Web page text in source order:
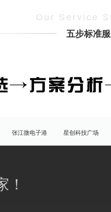
Our Service
五步标准
张江微电子港 星创科技广场
天地源创谷 豪威科技园（张江乐
普陀